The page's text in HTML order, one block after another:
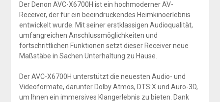
Der Denon AVC-X6700H ist ein hochmoderner AV-
Receiver, der für ein beeindruckendes Heimkinoerlebnis
entwickelt wurde. Mit seiner erstklassigen Audioqualität,
umfangreichen Anschlussmöglichkeiten und
fortschrittlichen Funktionen setzt dieser Receiver neue
Maßstäbe in Sachen Unterhaltung zu Hause.
Der AVC-X6700H unterstützt die neuesten Audio- und
Videoformate, darunter Dolby Atmos, DTS:X und Auro-3D,
um Ihnen ein immersives Klangerlebnis zu bieten. Dank